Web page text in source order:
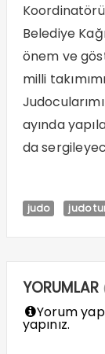
Belediye
önem ve
milli
ayında
da
judo judo
YORUMLAR
Yorum
yapınız.